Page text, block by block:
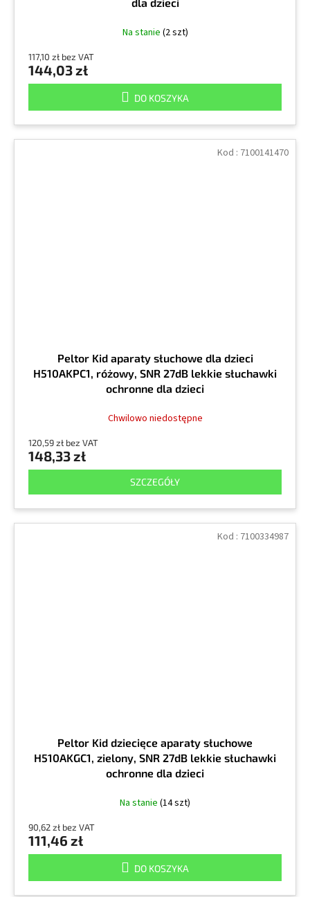
Na stanie (2 szt)
117,10 zł bez VAT
144,03 zł
DO KOSZYKA
Peltor Kid aparaty słuchowe dla dzieci
H510AKPC1, różowy, SNR 27dB lekkie słuchawki
ochronne dla dzieci
Chwilowo niedostępne
120,59 zł bez VAT
148,33 zł
SZCZEGÓŁY
Kod : 7100141470
Peltor Kid dziecięce aparaty słuchowe
H510AKGC1, zielony, SNR 27dB lekkie słuchawki
ochronne dla dzieci
Na stanie (14 szt)
90,62 zł bez VAT
111,46 zł
DO KOSZYKA
Kod : 7100334987